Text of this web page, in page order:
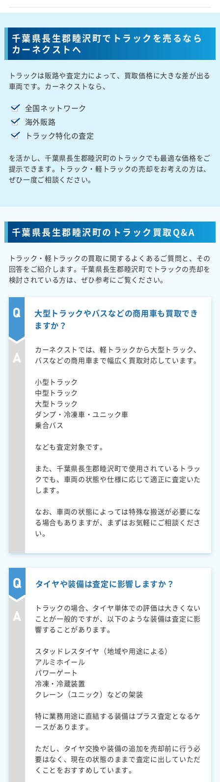
千葉県長生郡睦沢町でトラックを売るなら
カーネクストへ
トラックは販路や査定力によって、買取価格に大きな差が出る
車両です。カーネクストなら、
全国ネットワーク
海外販路
トラック特化の査定
を活かし、千葉県長生郡睦沢町のトラックでも最適な価格をご
提示できます。トラック・軽トラックの売却をお考えの方は、
ぜひ一度ご相談ください。
千葉県長生郡睦沢町のトラック買取Q&A
トラック・軽トラックの買取に関するよくあるご質問と、その
回答をご紹介します。千葉県長生郡睦沢町でトラックの売却を
検討されている方は、ぜひ参考にご覧ください。
大型トラックやバスなどの商用車も買取でき
ますか？
カーネクストでは、軽トラックから大型トラック、
バスなどの商用車まで幅広く買取対応しています。
小型トラック
中型トラック
大型トラック
ダンプ・冷凍車・ユニック車
乗合バス
なども査定対象です。
また、千葉県長生郡睦沢町で使用されているトラッ
クでも、車両の状態や仕様に応じて適正に査定いた
します。
なお、車両の状態によっては特殊な搬送が必要にな
る場合もありますが、まずはお気軽にご相談くださ
い。
タイヤや装備は査定に影響しますか？
トラックの場合、タイヤ単体での評価は大きくない
ことが一般的ですが、以下のような装備は査定に影
響することがあります。
スタッドレスタイヤ（地域や用途による）
アルミホイール
パワーゲート
冷凍・冷蔵装置
クレーン（ユニック）などの架装
特に業務用途に直結する装備はプラス査定となるケ
ースがあります。
ただし、タイヤ交換や装備の追加を売却前に行う必
要はなく、現在の状態のままで査定に出していただ
くことをおすすめしています。